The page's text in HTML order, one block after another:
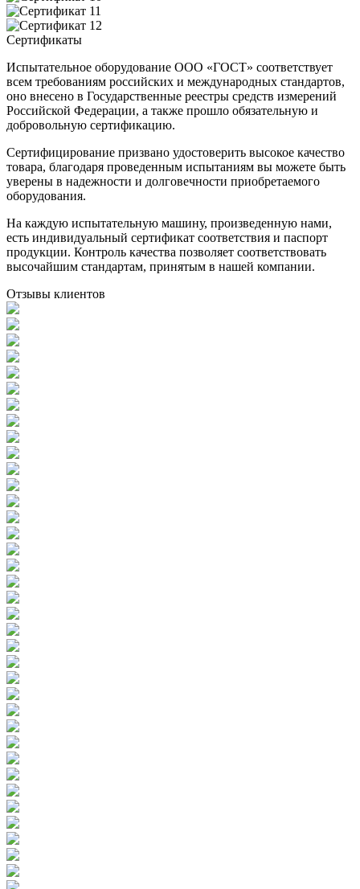
Сертификаты
Испытательное оборудование ООО «ГОСТ» соответствует
всем требованиям российских и международных стандартов,
оно внесено в Государственные реестры средств измерений
Российской Федерации, а также прошло обязательную и
добровольную сертификацию.
Сертифицирование призвано удостоверить высокое качество
товара, благодаря проведенным испытаниям вы можете быть
уверены в надежности и долговечности приобретаемого
оборудования.
На каждую испытательную машину, произведенную нами,
есть индивидуальный сертификат соответствия и паспорт
продукции. Контроль качества позволяет соответствовать
высочайшим стандартам, принятым в нашей компании.
Отзывы клиентов